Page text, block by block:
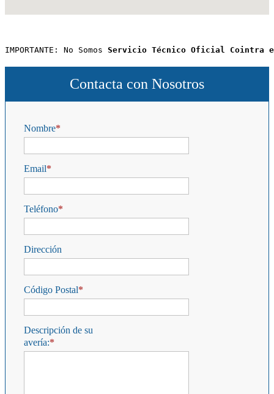
IMPORTANTE: No Somos Servicio Técnico Oficial Cointra en
Contacta con Nosotros
Nombre
Email
Teléfono
Dirección
Código Postal
Descripción de su
avería: